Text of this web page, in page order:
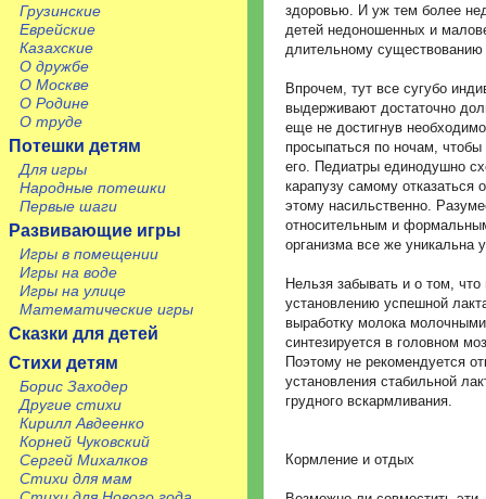
Грузинские
Еврейские
Казахские
О дружбе
О Москве
О Родине
О труде
Потешки детям
Для игры
Народные потешки
Первые шаги
Развивающие игры
Игры в помещении
Игры на воде
Игры на улице
Математические игры
Сказки для детей
Стихи детям
Борис Заходер
Другие стихи
Кирилл Авдеенко
Корней Чуковский
Сергей Михалков
Стихи для мам
здоровью. И уж тем более
детей недоношенных и
длительному
Впрочем, тут все сугубо
выдерживают достаточно
еще не достигнув
просыпаться по ночам,
его. Педиатры единодушно
карапузу самому отказаться
этому насильственно.
относительным и
организма все же уникальна
Нельзя забывать и о том,
установлению успешной
выработку молока
синтезируется в головном
Поэтому не рекомендуется
установления стабильной
грудного вскармливания.
Кормление и отдых